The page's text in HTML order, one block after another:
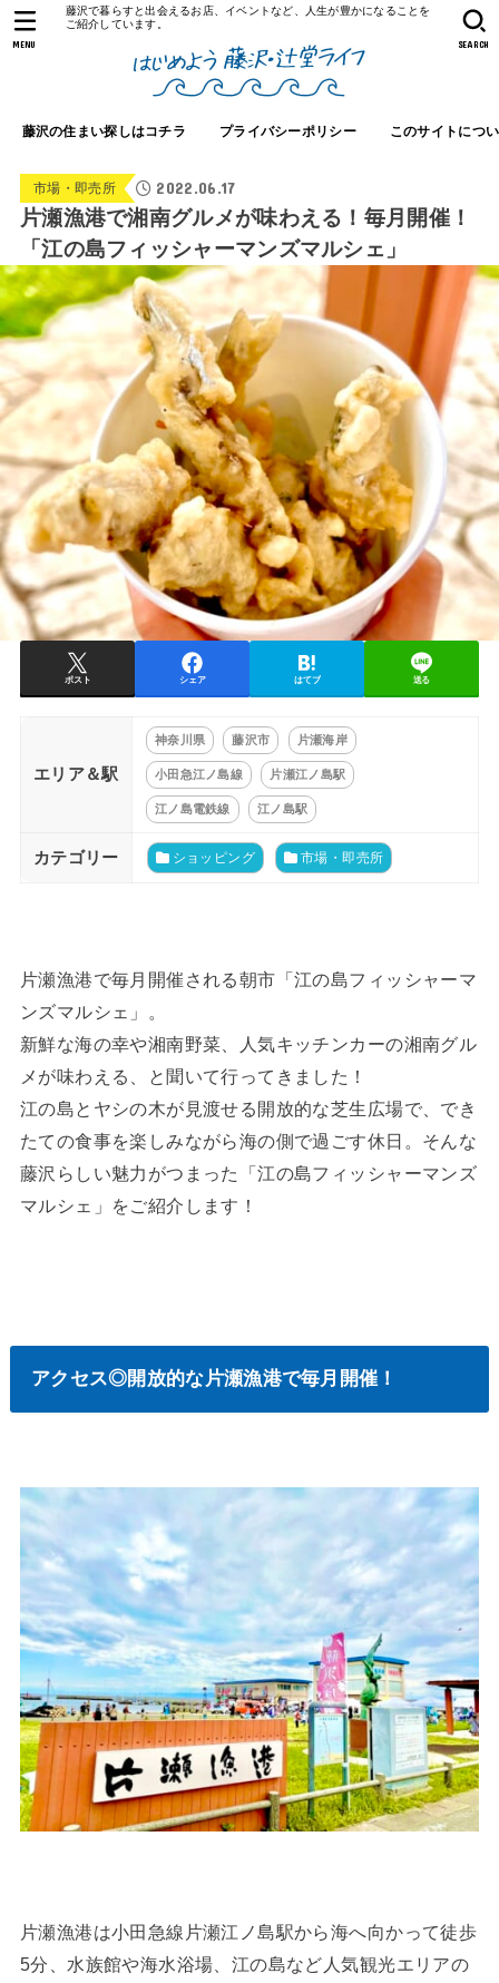
藤沢で暮らすと出会えるお店、イベントなど、人生が豊かになることを
ご紹介しています。
藤沢の住まい探しはコチラ プライバシーポリシー このサイトにつ
SEARCH
MENU
市場・即売所 2022.06.17
片瀬漁港で湘南グルメが味わえる！毎月開催！
「江の島フィッシャーマンズマルシェ」
ポスト シェア はてブ 送る
エリア＆駅
神奈川県 藤沢市 片瀬海岸
小田急江ノ島線 片瀬江ノ島駅
江ノ島電鉄線 江ノ島駅
カテゴリー ショッピング 市場・即売所
片瀬漁港で毎月開催される朝市「江の島フィッシャーマ
ンズマルシェ」。
新鮮な海の幸や湘南野菜、人気キッチンカーの湘南グル
メが味わえる、と聞いて行ってきました！
江の島とヤシの木が見渡せる開放的な芝生広場で、でき
たての食事を楽しみながら海の側で過ごす休日。そんな
藤沢らしい魅力がつまった「江の島フィッシャーマンズ
マルシェ」をご紹介します！
アクセス◎開放的な片瀬漁港で毎月開催！
片瀬漁港は小田急線片瀬江ノ島駅から海へ向かって徒歩
5分、水族館や海水浴場、江の島など人気観光エリアの